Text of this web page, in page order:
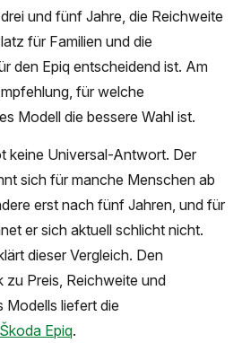
und fünf Jahre, die Reichweite
für Familien und die
den Epiq entscheidend ist. Am
für welche
Modell die bessere Wahl ist.
keine Universal-Antwort. Der
sich für manche Menschen ab
erst nach fünf Jahren, und für
er sich aktuell schlicht nicht.
dieser Vergleich. Den
zu Preis, Reichweite und
Modells liefert die
Epiq.